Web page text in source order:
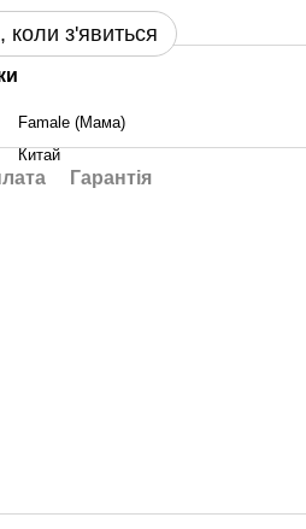
коли з'явиться
Famale (Мама)
Китай
Гарантія